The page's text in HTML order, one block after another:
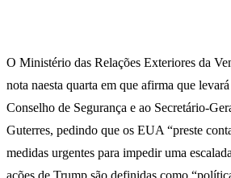
O Ministério das Relações Exteriores da
nota naesta quarta em que afirma que
Conselho de Segurança e ao Secretário-
Guterres, pedindo que os EUA “preste
medidas urgentes para impedir uma
ações de Trump são definidas como